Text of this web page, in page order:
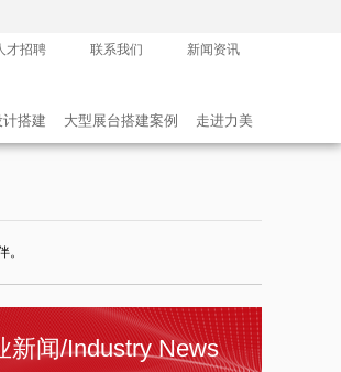
才招聘 联系我们 新闻资讯
搭建 大型展台搭建案例 走进力美
新闻/Industry News
月广州展会信息